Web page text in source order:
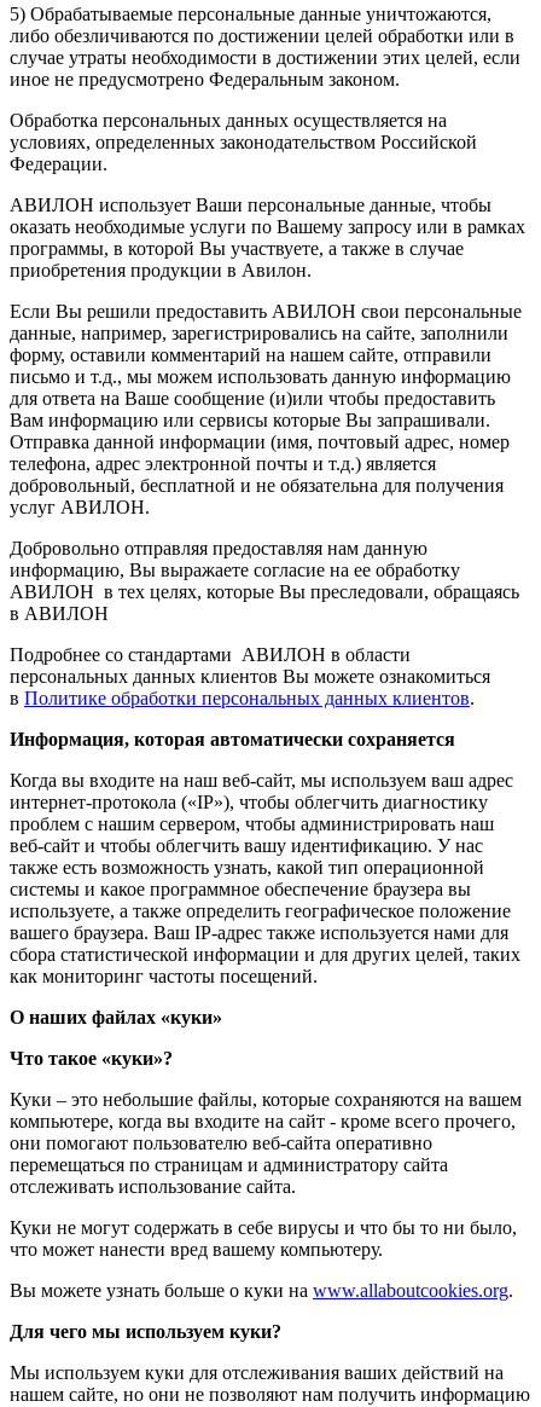
5) Обрабатываемые персональные данные уничтожаются,
либо обезличиваются по достижении целей обработки или в
случае утраты необходимости в достижении этих целей, если
иное не предусмотрено Федеральным законом.
Обработка персональных данных осуществляется на
условиях, определенных законодательством Российской
Федерации.
АВИЛОН использует Ваши персональные данные, чтобы
оказать необходимые услуги по Вашему запросу или в рамках
программы, в которой Вы участвуете, а также в случае
приобретения продукции в Авилон.
Если Вы решили предоставить АВИЛОН свои персональные
данные, например, зарегистрировались на сайте, заполнили
форму, оставили комментарий на нашем сайте, отправили
письмо и т.д., мы можем использовать данную информацию
для ответа на Ваше сообщение (и)или чтобы предоставить
Вам информацию или сервисы которые Вы запрашивали.
Отправка данной информации (имя, почтовый адрес, номер
телефона, адрес электронной почты и т.д.) является
добровольный, бесплатной и не обязательна для получения
услуг АВИЛОН.
Добровольно отправляя предоставляя нам данную
информацию, Вы выражаете согласие на ее обработку
АВИЛОН в тех целях, которые Вы преследовали, обращаясь
в АВИЛОН
Подробнее со стандартами АВИЛОН в области
персональных данных клиентов Вы можете ознакомиться
в Политике обработки персональных данных клиентов.
Информация, которая автоматически сохраняется
Когда вы входите на наш веб-сайт, мы используем ваш адрес
интернет-протокола («IP»), чтобы облегчить диагностику
проблем с нашим сервером, чтобы администрировать наш
веб-сайт и чтобы облегчить вашу идентификацию. У нас
также есть возможность узнать, какой тип операционной
системы и какое программное обеспечение браузера вы
используете, а также определить географическое положение
вашего браузера. Ваш IP-адрес также используется нами для
сбора статистической информации и для других целей, таких
как мониторинг частоты посещений.
О наших файлах «куки»
Что такое «куки»?
Куки – это небольшие файлы, которые сохраняются на вашем
компьютере, когда вы входите на сайт - кроме всего прочего,
они помогают пользователю веб-сайта оперативно
перемещаться по страницам и администратору сайта
отслеживать использование сайта.
Куки не могут содержать в себе вирусы и что бы то ни было,
что может нанести вред вашему компьютеру.
Вы можете узнать больше о куки на www.allaboutcookies.org.
Для чего мы используем куки?
Мы используем куки для отслеживания ваших действий на
нашем сайте, но они не позволяют нам получить информацию